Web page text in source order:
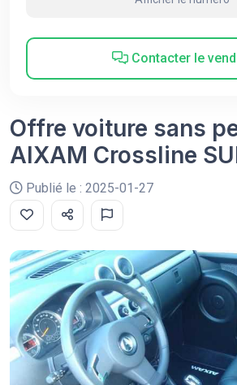
Contacter le
Offre voiture sans
AIXAM Crossline
Publié le : 2025-01-27